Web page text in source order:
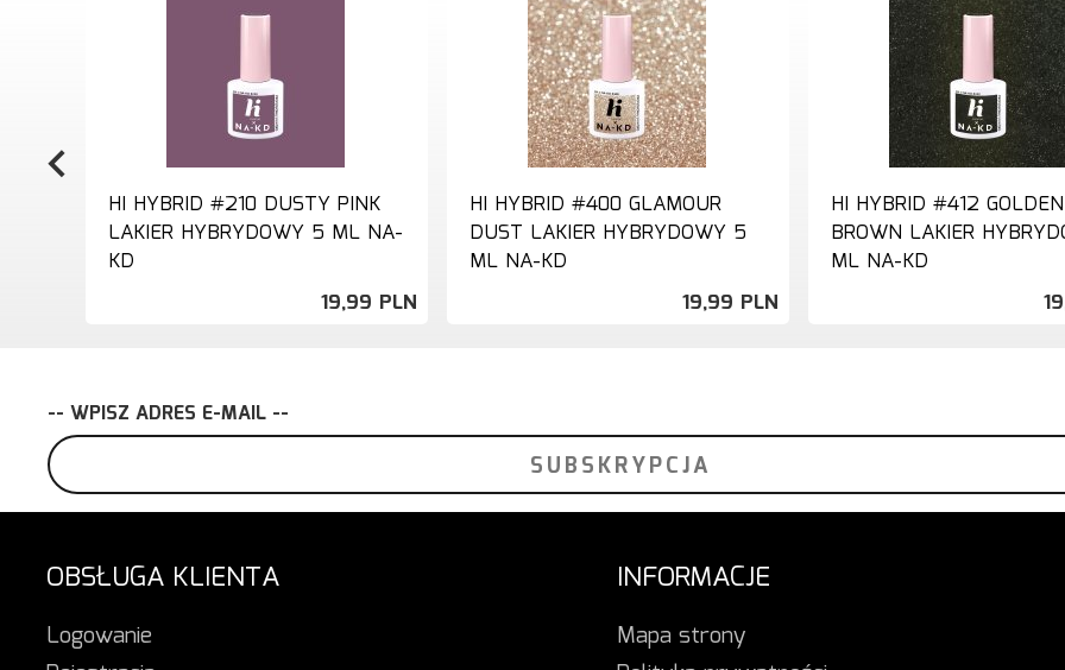
HI HYBRID #210 DUSTY PINK
LAKIER HYBRYDOWY 5 ML NA-
KD
19,99 PLN
HI HYBRID #400 GLAMOUR
DUST LAKIER HYBRYDOWY 5
ML NA-KD
19,99 PLN
HI HYBRID #412 GOLDEN
BROWN LAKIER
ML NA-KD
-- WPISZ ADRES E-MAIL --
OBSŁUGA KLIENTA
Logowanie
INFORMACJE
Mapa strony